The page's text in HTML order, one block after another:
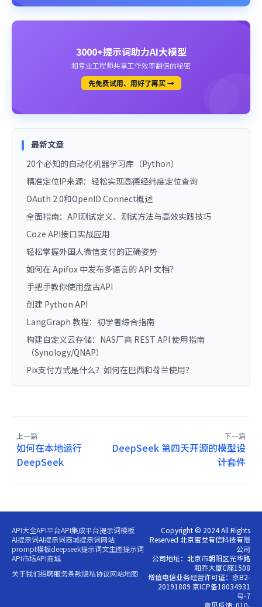
3000+提示词助力AI大模型
和专业工程师共享工作效率翻倍的秘密
先免费试用、用好了再买 →
最新文章
20个必知的自动化机器学习库（Python）
精准定位IP来源：轻松实现高德经纬度定位查询
OAuth 2.0和OpenID Connect概述
全面指南：API测试定义、测试方法与高效实践技巧
Coze API接口实战应用
轻松掌握外国人微信支付的正确姿势
如何在 Apifox 中发布多语言的 API 文档？
手把手教你使用盘古API
创建 Python API
LangGraph 教程：初学者综合指南
构建自定义云存储：NAS厂商 REST API 使用指南
（Synology/QNAP）
Pix支付方式是什么？如何在巴西和荷兰使用？
上一篇
如何在本地运行
DeepSeek
下一篇
DeepSeek 第四天开源的模型设
计套件
API大全API平台API集成平台提示词模板
AI提示词AI提示词商城提示词网站
prompt模板deepseek提示词文生图提示词
API市场API商城
关于我们招聘服务条款隐私协议网站地图
Copyright © 2024 All Rights
Reserved 北京蜜堂有信科技有限
公司
公司地址：北京市朝阳区光华路
和乔大厦C座1508
增值电信业务经营许可证：京B2-
20191889 京ICP备18034931
号-7
意见反馈: 010-